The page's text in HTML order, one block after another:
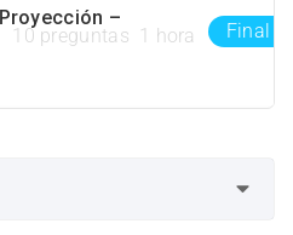
–
10 preguntas 1 hora Final